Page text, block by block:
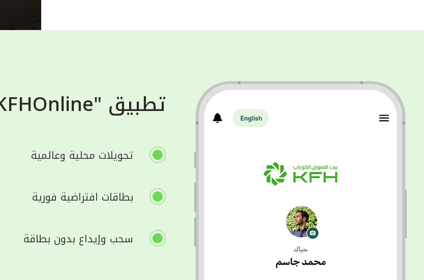
تطبيق "KFHOnline"
تحويلات محلية وعالمية
بطاقات افتراضية فورية
سحب وإيداع بدون بطاقة